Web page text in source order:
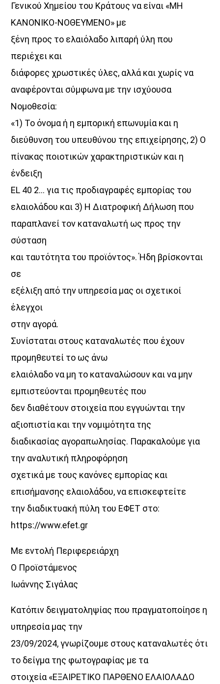
Μια Θάλασσα Τραγούδια
14:00
15:00
Γενικού Χημείου του Κράτους να είναι «ΜΗ
ΚΑΝΟΝΙΚΟ-ΝΟΘΕΥΜΕΝΟ» με
ξένη προς το ελαιόλαδο λιπαρή ύλη που
περιέχει και
διάφορες χρωστικές ύλες, αλλά και χωρίς να
αναφέρονται σύμφωνα με την ισχύουσα
Νομοθεσία:
«1) Το όνομα ή η εμπορική επωνυμία και η
διεύθυνση του υπευθύνου της επιχείρησης, 2) Ο
πίνακας ποιοτικών χαρακτηριστικών και η
ένδειξη
EL 40 2… για τις προδιαγραφές εμπορίας του
ελαιολάδου και 3) Η Διατροφική Δήλωση που
παραπλανεί τον καταναλωτή ως προς την
σύσταση
και ταυτότητα του προϊόντος». Ήδη βρίσκονται
σε
εξέλιξη από την υπηρεσία μας οι σχετικοί
έλεγχοι
στην αγορά.
Συνίσταται στους καταναλωτές που έχουν
προμηθευτεί το ως άνω
ελαιόλαδο να μη το καταναλώσουν και να μην
εμπιστεύονται προμηθευτές που
δεν διαθέτουν στοιχεία που εγγυώνται την
αξιοπιστία και την νομιμότητα της
διαδικασίας αγοραπωλησίας. Παρακαλούμε για
την αναλυτική πληροφόρηση
σχετικά με τους κανόνες εμπορίας και
επισήμανσης ελαιολάδου, να επισκεφτείτε
την διαδικτυακή πύλη του ΕΦΕΤ στο:
https://www.efet.gr
Με εντολή Περιφερειάρχη
Ο Προϊστάμενος
Ιωάννης Σιγάλας
Κατόπιν δειγματοληψίας που πραγματοποίησε η
υπηρεσία μας την
23/09/2024, γνωρίζουμε στους καταναλωτές ότι
το δείγμα της φωτογραφίας με τα
στοιχεία «ΕΞΑΙΡΕΤΙΚΟ ΠΑΡΘΕΝΟ ΕΛΑΙΟΛΑΔΟ